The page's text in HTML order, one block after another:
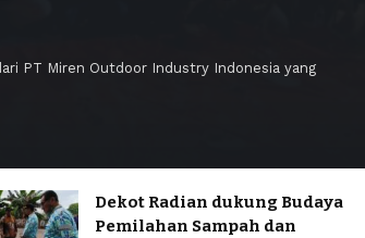
PT Miren Outdoor Industry Indonesia yang
Dekot Radian dukung Budaya
Pemilahan Sampah dan